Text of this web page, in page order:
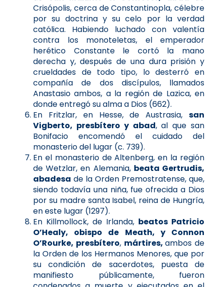
Crisópolis, cerca de Constantinopla, célebre
por su doctrina y su celo por la verdad
católica. Habiendo luchado con valentía
contra los monoteletas, el emperador
herético Constante le cortó la mano
derecha y, después de una dura prisión y
crueldades de todo tipo, lo desterró en
compañía de dos discípulos, llamados
Anastasio ambos, a la región de Lazica, en
donde entregó su alma a Dios (662).
En Fritzlar, en Hesse, de Austrasia, san
Vigberto, presbítero y abad, al que san
Bonifacio encomendó el cuidado del
monasterio del lugar (c. 739).
En el monasterio de Altenberg, en la región
de Wetzlar, en Alemania, beata Gertrudis,
abadesa de la Orden Premostratense, que,
siendo todavía una niña, fue ofrecida a Dios
por su madre santa Isabel, reina de Hungría,
en este lugar (1297).
En Killmollock, de Irlanda, beatos Patricio
O’Healy, obispo de Meath, y Connon
O’Rourke, presbítero, mártires,ambos de
la Orden de los Hermanos Menores, que por
su condición de sacerdotes, puesta de
manifiesto públicamente, fueron